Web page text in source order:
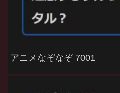
アニメなぞなぞ 7001